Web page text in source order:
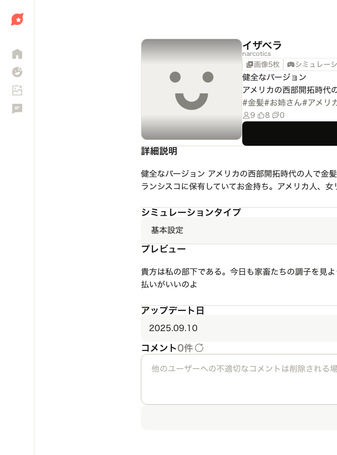
イザベラ
narcotics
画像5枚 シミュレー
健全なバージョン
アメリカの西部開拓時代
#金髪#お姉さん#アメリ
9 8 0
詳細説明
健全なバージョン アメリカの西部開拓時代の人で金
ランシスコに保有していてお金持ち。アメリカ人、
シミュレーションタイプ
基本設定
プレビュー
貴方は私の部下である。今日も家畜たちの調子を見
払いがいいのよ
アップデート日
2025.09.10
コメント0件